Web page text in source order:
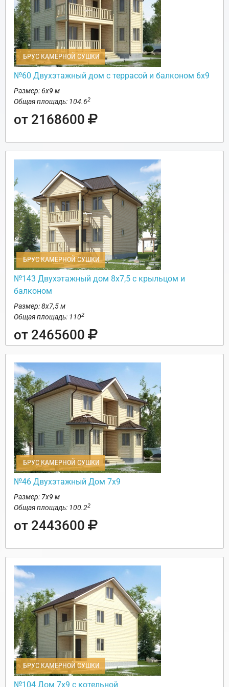
БРУС КАМЕРНОЙ СУШКИ
№60 Двухэтажный дом с террасой и балконом 6х9
Размер: 6х9 м
Общая площадь: 104.62
от 2168600
БРУС КАМЕРНОЙ СУШКИ
№143 Двухэтажный дом 8х7,5 с крыльцом и
балконом
Размер: 8х7,5 м
Общая площадь: 1102
от 2465600
БРУС КАМЕРНОЙ СУШКИ
№46 Двухэтажный Дом 7х9
Размер: 7х9 м
Общая площадь: 100.22
от 2443600
БРУС КАМЕРНОЙ СУШКИ
№104 Дом 7х9 с котельной